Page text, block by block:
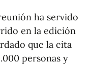
ha servido
en la edición
que la cita
personas y